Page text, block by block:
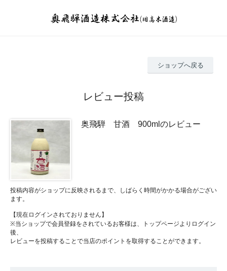
ショップへ戻る
レビュー投稿
奥飛騨 甘酒 900mlのレビュー
投稿内容がショップに反映されるまで、しばらく時間がかかる場合がござい
ます。
【現在ログインされておりません】
※当ショップで会員登録をされているお客様は、トップページよりログイン
後、
レビューを投稿することで当店のポイントを取得することができます。